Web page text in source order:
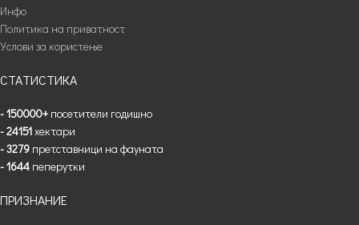
Инфо
Политика на приватност
Услови за користење
СТАТИСТИКА
- 150000+ посетители годишно
- 24151хектари
- 3279 претставници на фауната
- 1644 пеперутки
ПРИЗНАНИЕ